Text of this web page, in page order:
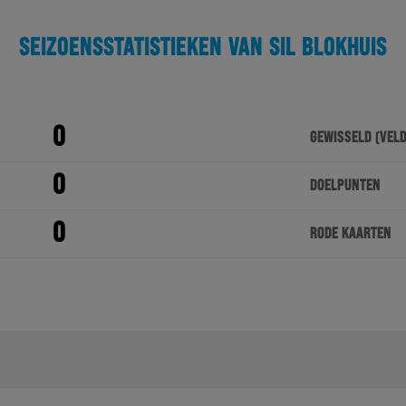
SEIZOENSSTATISTIEKEN VAN SIL BLOKHUIS
0 GEWISSELD
0
DOELPUNTEN
0
RODE KAARTEN